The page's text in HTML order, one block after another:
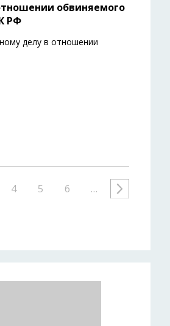
обвиняемого
РФ
делу в отношении
4 5 6 …